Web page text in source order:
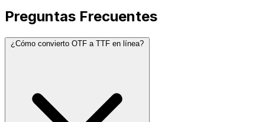
Preguntas Frecuentes
¿Cómo convierto OTF a TTF en línea?